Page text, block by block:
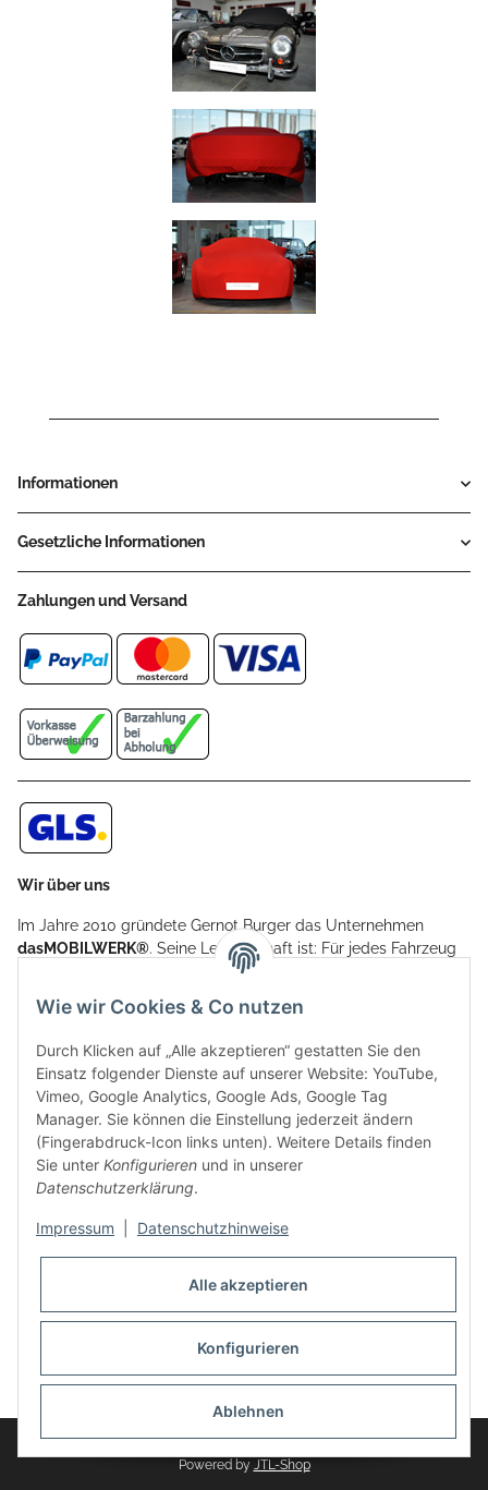
Informationen
Gesetzliche Informationen
Zahlungen und Versand
Wir über uns
Im Jahre 2010 gründete Gernot Burger das Unternehmen
dasMOBILWERK®. Seine Leidenschaft ist: Für jedes Fahrzeug
ein Car Cover anzubieten - passgenau und individuell.
weitere Produkte, wie Reifenschuhe, Hardtopständer hinzu.
sind mit hochwertigen Techniken und Materialien gefertigt.
dasMOBILWERK® ist seit der Gründung ein
Familienunternehmen, welches sich seit 2010 auf
Wachstumskurs befindet. Hier haben Sie zu den üblichen
Geschäftszeiten immer einen persönlichen Ansprechpartner,
sofern Sie Fragen rund um die Produkte von dasMOBILWERK
* Alle Preise inkl. gesetzlicher USt., zzgl.Versand
Powered by JTL-Shop
Wie wir Cookies & Co nutzen
Durch Klicken auf „Alle akzeptieren“ gestatten Sie den
Einsatz folgender Dienste auf unserer Website: YouTube,
Vimeo, Google Analytics, Google Ads, Google Tag
Manager. Sie können die Einstellung jederzeit ändern
(Fingerabdruck-Icon links unten). Weitere Details finden
Sie unter Konfigurieren und in unserer
Datenschutzerklärung.
Impressum Datenschutzhinweise
Alle akzeptieren
Konfigurieren
Ablehnen